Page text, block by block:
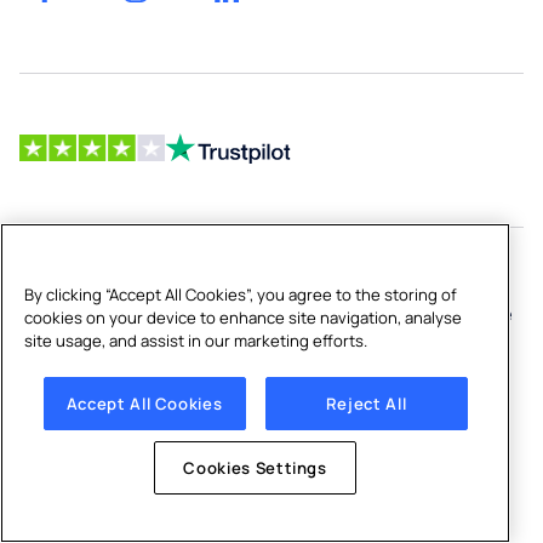
capacité
d’eau pour
Bottle
distributeur
d’eau
Écoles
Gestion des
Usines et
questions
Travail
et
Politique de confidentialité|Politique en matière de
cookies|Avis de non-responsabilité
generales|Cookies Settings
{"events_received":1,"messages":
By clicking “Accept All Cookies”, you agree to the storing of
cookies on your device to enhance site navigation, analyse
site usage, and assist in our marketing efforts.
Accept All Cookies Reject All
Cookies Settings